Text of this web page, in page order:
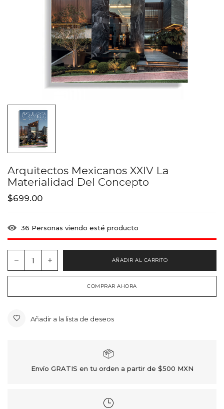
Arquitectos Mexicanos XXIV La
Materialidad Del Concepto
$699.00
36 Personas viendo esté producto
AÑADIR AL CARRITO
COMPRAR AHORA
Añadir a la lista de deseos
Envío GRATIS en tu orden a partir de $500 MXN